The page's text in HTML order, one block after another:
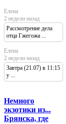
Елена
2 недели назад
Рассмотрение дела
отца Гжегожа ...
Елена
2 недели назад
Завтра (21.07) в 11:15
у ...
Немного
экзотики из...
Брянска, где